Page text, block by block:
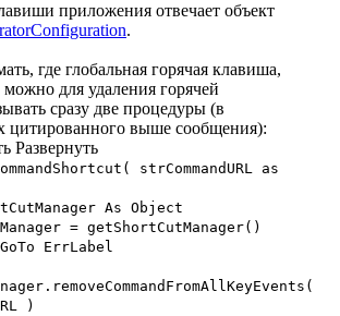
приложения отвечает объект
.
где глобальная горячая клавиша,
можно для удаления горячей
сразу две процедуры (в
цитированного выше сообщения):
Развернуть
strCommandURL as
As Object
= getShortCutManager()
ErrLabel
)